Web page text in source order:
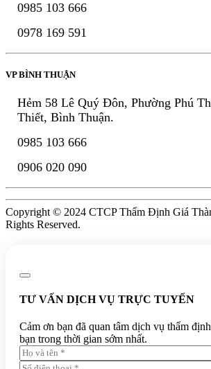
0985 103 666
0978 169 591
VP BÌNH THUẬN
Hẻm 58 Lê Quý Đôn, Phường Phú
Thiết, Bình Thuận.
0985 103 666
0906 020 090
Copyright © 2024 CTCP Thẩm Định Giá
Rights Reserved.
TƯ VẤN DỊCH VỤ TRỰC TUYẾN
Cảm ơn bạn đã quan tâm dịch vụ thẩm
bạn trong thời gian sớm nhất.